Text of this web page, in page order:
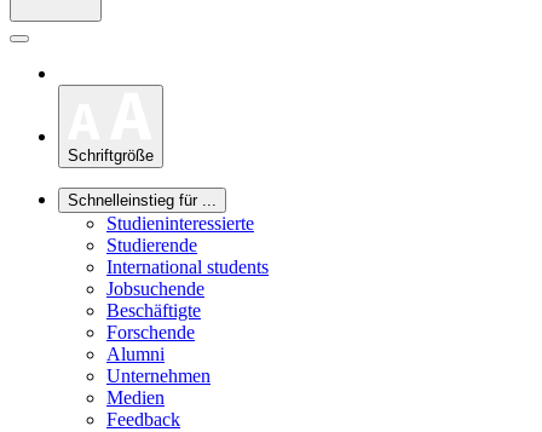
Schriftgröße
Schnelleinstieg für ...
Studieninteressierte
Studierende
International students
Jobsuchende
Beschäftigte
Forschende
Alumni
Unternehmen
Medien
Feedback